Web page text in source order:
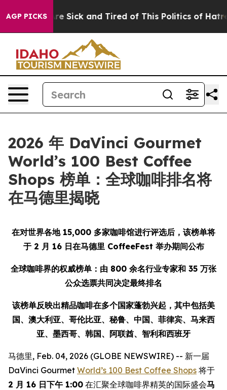
AGP PICKSAre Sick and Tired of This Politics of Hatred”
2026 年 DaVinci Gourmet
World’s 100 Best Coffee
Shops 榜单：全球咖啡排名将
在马德里揭晓
在对世界各地 15,000 多家咖啡馆进行评选后，该榜单将
于 2 月 16 日在马德里 CoffeeFest 举办期间公布
全球咖啡界的权威榜单：由 800 余名行业专家和 35 万张
公众选票共同决定最终排名
该榜单反映出精品咖啡在多个国家蓬勃兴起，其中包括美
国、澳大利亚、哥伦比亚、秘鲁、中国、菲律宾、马来西
亚、墨西哥、韩国、阿联酋、智利和西班牙
马德里, Feb. 04, 2026 (GLOBE NEWSWIRE) -- 新一届
DaVinci Gourmet World’s 100 Best Coffee Shops 将于
2 月 16 日下午 1:00 在汇聚全球咖啡界精英的国际盛会马